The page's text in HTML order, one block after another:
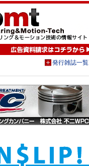
発行雑誌一覧